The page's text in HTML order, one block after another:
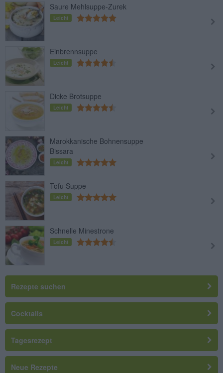
Saure Mehlsuppe-Zurek
Leicht
Einbrennsuppe
Leicht
Dicke Brotsuppe
Leicht
Marokkanische Bohnensuppe
Bissara
Leicht
Tofu Suppe
Leicht
Schnelle Minestrone
Leicht
Rezepte suchen
Cocktails
Tagesrezept
Neue Rezepte